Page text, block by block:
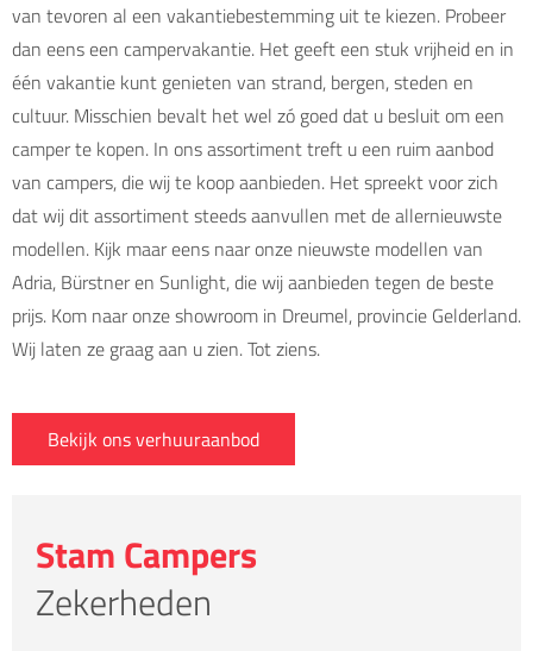
van tevoren al een vakantiebestemming uit te kiezen. Probeer
dan eens een campervakantie. Het geeft een stuk vrijheid en in
één vakantie kunt genieten van strand, bergen, steden en
cultuur. Misschien bevalt het wel zó goed dat u besluit om een
camper te kopen. In ons assortiment treft u een ruim aanbod
van campers, die wij te koop aanbieden. Het spreekt voor zich
dat wij dit assortiment steeds aanvullen met de allernieuwste
modellen. Kijk maar eens naar onze nieuwste modellen van
Adria, Bürstner en Sunlight, die wij aanbieden tegen de beste
prijs. Kom naar onze showroom in Dreumel, provincie Gelderland.
Wij laten ze graag aan u zien. Tot ziens.
Bekijk ons verhuuraanbod
Stam Campers
Zekerheden